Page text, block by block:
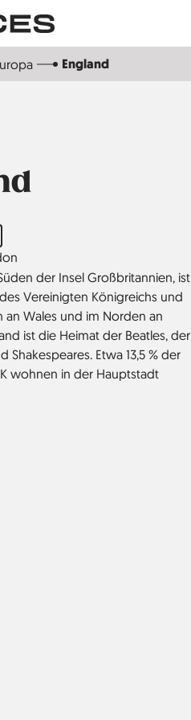
England
der Insel Großbritannien, ist
Vereinigten Königreichs und
an Wales und im Norden an
ist die Heimat der Beatles, der
Shakespeares. Etwa 13,5 % der
wohnen in der Hauptstadt